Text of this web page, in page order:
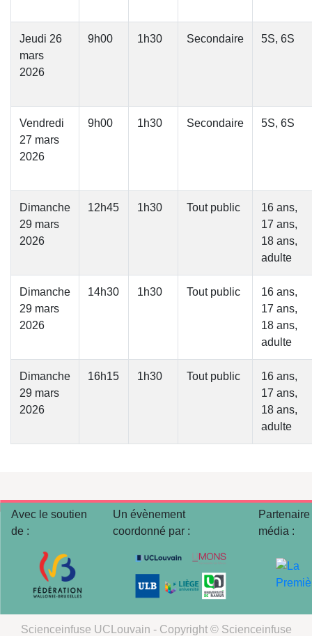
Jeudi 26
mars
2026
9h00 1h30 Secondaire 5S, 6S
Vendredi
27 mars
2026
9h00 1h30 Secondaire 5S, 6S
Dimanche
29 mars
2026
12h45 1h30 Tout public
16 ans,
17 ans,
18 ans,
adulte
Dimanche
29 mars
2026
14h30 1h30 Tout public
16 ans,
17 ans,
18 ans,
adulte
Dimanche
29 mars
2026
16h15 1h30 Tout public
16 ans,
17 ans,
18 ans,
adulte
Avec le soutien
de :
Un évènement
coordonné par :
Partenaire
média :
Scienceinfuse UCLouvain - Copyright © Scienceinfuse